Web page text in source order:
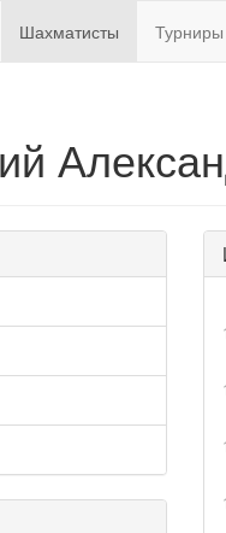
Шахматисты Турниры